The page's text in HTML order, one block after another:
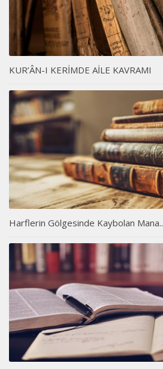
KUR’ÂN-I KERİMDE AİLE KAVRAMI
Harflerin Gölgesinde Kaybolan Mana..